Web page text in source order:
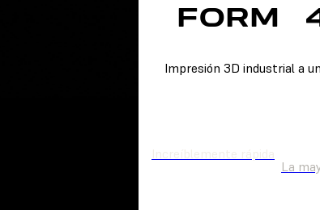
FORM
Impresión 3D industrial a
Increíblemente rápida
La